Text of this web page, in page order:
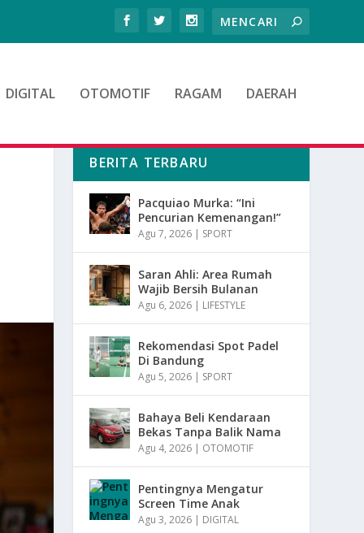
DIGITAL OTOMOTIF RAGAM DAERAH
BERITA TERBARU
Pacquiao Murka: “Ini
Pencurian Kemenangan!”
Agu 7, 2026 | SPORT
Saran Ahli: Area Rumah
Wajib Bersih Bulanan
Agu 6, 2026 | LIFESTYLE
Rekomendasi Spot Padel
Di Bandung
Agu 5, 2026 | SPORT
Bahaya Beli Kendaraan
Bekas Tanpa Balik Nama
Agu 4, 2026 | OTOMOTIF
Pentingnya Mengatur
Screen Time Anak
Agu 3, 2026 | DIGITAL